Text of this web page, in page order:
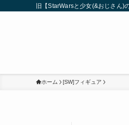
旧【StarWarsと少女(&おじさん)
ホーム [SW]フィギュア